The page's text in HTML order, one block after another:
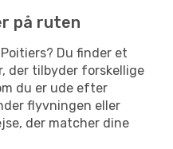
på ruten
Du finder et
der tilbyder forskellige
du er ude efter
flyvningen eller
der matcher dine